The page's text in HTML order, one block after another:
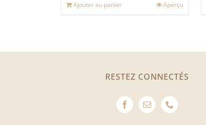
Ajouter au panier Aperçu
RESTEZ CONNECTÉS